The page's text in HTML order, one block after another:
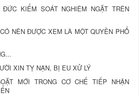
KIỂM SOÁT NGHIÊM NGẶT TRÊN
NÊN ĐƯỢC XEM LÀ MỘT QUYỀN PHỔ
XIN TỴ NẠN, BỊ EU XỬ LÝ
MỚI TRONG CƠ CHẾ TIẾP NHẬN